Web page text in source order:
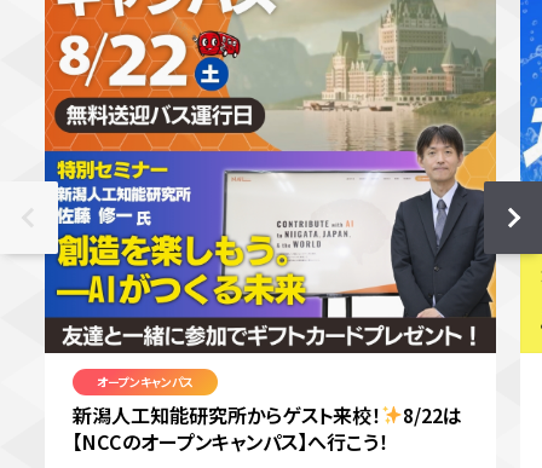
オープンキャンパス
新潟人工知能研究所からゲスト来校！
8/22は
【NCCのオープンキャンパス】へ行こう！